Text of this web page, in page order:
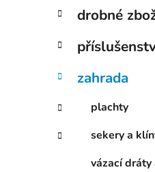
s
r
n
n
í
p
e
o
i
drobné
zahrada
plachty
sekery a
vázací dráty